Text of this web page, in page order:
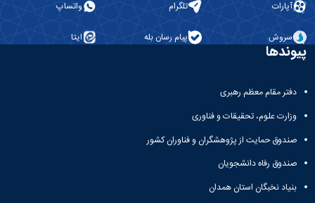
مرتبط
ملی
نخبگان
های
دانش
بنیان
نامه ها
فرآیندها
آئین
آپارات تلگرام واتساپ
سروش پیام رسان بله ایتا
پیوندها
دفتر مقام معظم رهبری
وزارت علوم، تحقیقات و فناوری
صندوق حمایت از پژوهشگران و فناوران کشور
صندوق رفاه دانشجویان
بنیاد نخبگان استان همدان